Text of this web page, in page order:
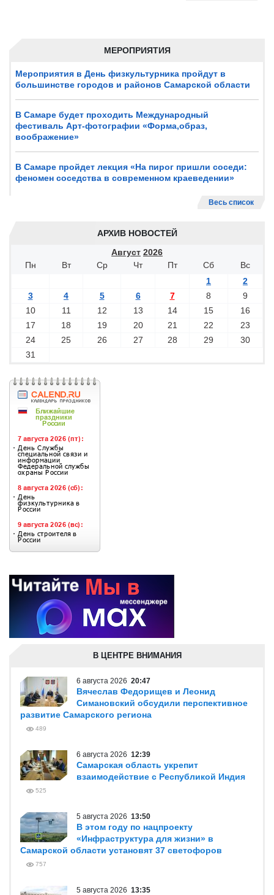
МЕРОПРИЯТИЯ
Мероприятия в День физкультурника пройдут в
большинстве городов и районов Самарской области
В Самаре будет проходить Международный
фестиваль Арт-фотографии «Форма,образ,
воображение»
В Самаре пройдет лекция «На пирог пришли соседи:
феномен соседства в современном краеведении»
Весь список
АРХИВ НОВОСТЕЙ
Август 2026
Пн
Вт Ср Чт Пт Сб
Вс
1
2
3
4 5 6 7 8
9
10
11 12 13 14 15
16
17
18 19 20 21 22
23
24
25 26 27 28 29
30
31
В ЦЕНТРЕ ВНИМАНИЯ
6 августа 2026 20:47
Вячеслав Федорищев и Леонид
Симановский обсудили перспективное
развитие Самарского региона
489
6 августа 2026 12:39
Самарская область укрепит
взаимодействие с Республикой Индия
525
5 августа 2026 13:50
В этом году по нацпроекту
«Инфраструктура для жизни» в
Самарской области установят 37 светофоров
757
5 августа 2026 13:35